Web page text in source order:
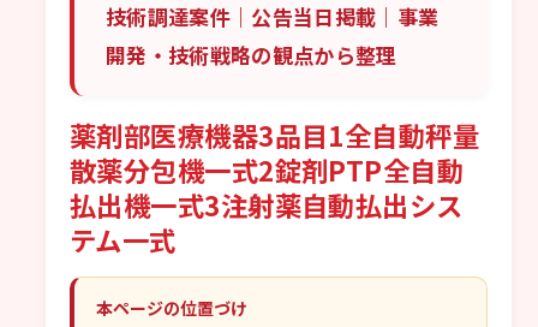
技術調達案件｜公告当日掲載｜事業
開発・技術戦略の観点から整理
薬剤部医療機器3品目1全自動秤量
散薬分包機一式2錠剤PTP全自動
払出機一式3注射薬自動払出シス
テム一式
本ページの位置づけ